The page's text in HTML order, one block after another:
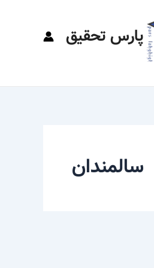
پارس تحقیق
سالمندان